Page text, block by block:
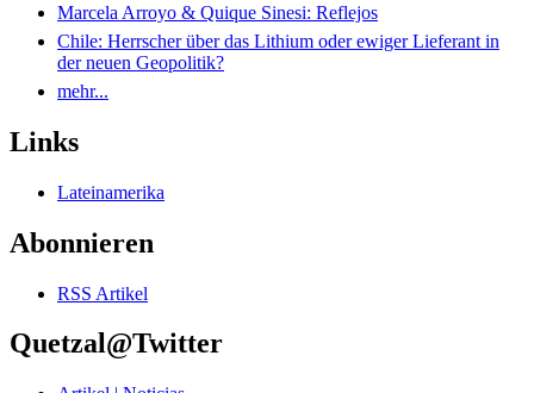
Marcela Arroyo & Quique Sinesi: Reflejos
Chile: Herrscher über das Lithium oder ewiger Lieferant in
der neuen Geopolitik?
mehr...
Links
Lateinamerika
Abonnieren
RSS Artikel
Quetzal@Twitter